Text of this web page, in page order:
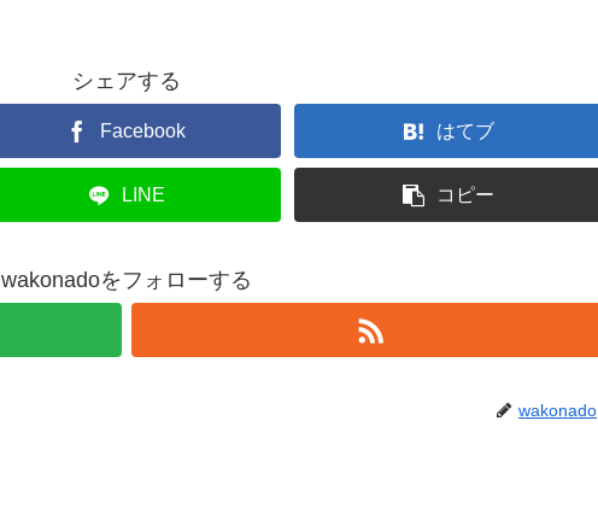
シェアする
Facebook はてブ
LINE コピー
wakonadoをフォローする
wakonado